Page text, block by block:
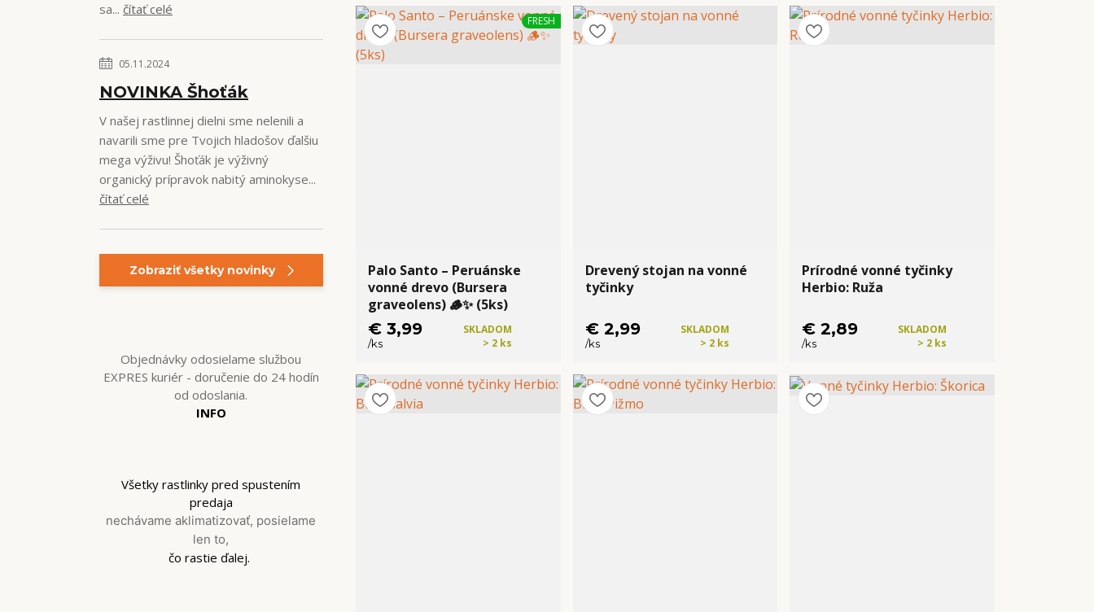
Kúpiť Kúpiť Kúpiť
FRESH
Palo Santo – Peruánske
vonné drevo (Bursera
graveolens) 🪵✨ (5ks)
€ 3,99
/ks
SKLADOM
> 2 ks
Kúpiť
Drevený stojan na vonné
tyčinky
€ 2,99
/ks
SKLADOM
> 2 ks
Prírodné vonné tyčinky
Herbio: Ruža
€ 2,89
/ks
SKLADOM
> 2 ks
Kúpiť
sa... čítať celé
05.11.2024
NOVINKA Šhoťák
V našej rastlinnej dielni sme nelenili a
navarili sme pre Tvojich hladošov ďalšiu
mega výživu! Šhoťák je výživný
organický prípravok nabitý aminokyse...
čítať celé
Zobraziť všetky novinky
Objednávky odosielame službou
EXPRES kuriér - doručenie do 24 hodín
od odoslania.
INFO
Všetky rastlinky pred spustením
predaja
nechávame aklimatizovať, posielame
len to,
čo rastie ďalej.